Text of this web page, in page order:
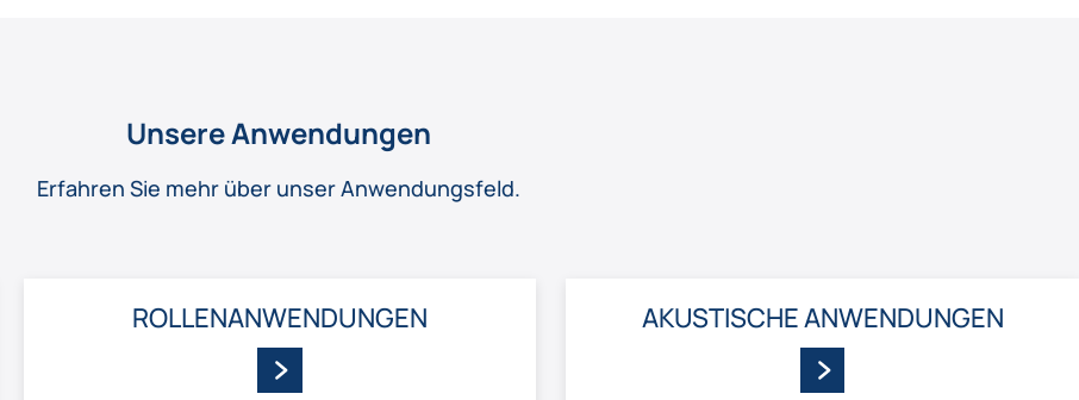
Unsere Anwendungen
Erfahren Sie mehr über unser Anwendungsfeld.
ROLLEN­ANWENDUNGEN AKUSTISCHE ANWENDUNGEN